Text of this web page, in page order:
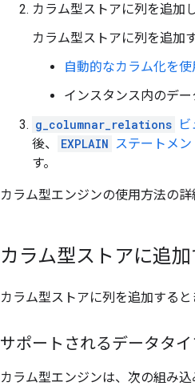
カラム型ストアに列を追加し
カラム型ストアに列を追加
自動的なカラム化を使
インスタンス内のデー
g_columnar_relations ビ
後、
EXPLAIN ステートメン
す。
カラム型エンジンの使用方法の詳
カラム型ストアに追
カラム型ストアに列を追加する
サポートされるデータタ
カラム型エンジンは、次の組み